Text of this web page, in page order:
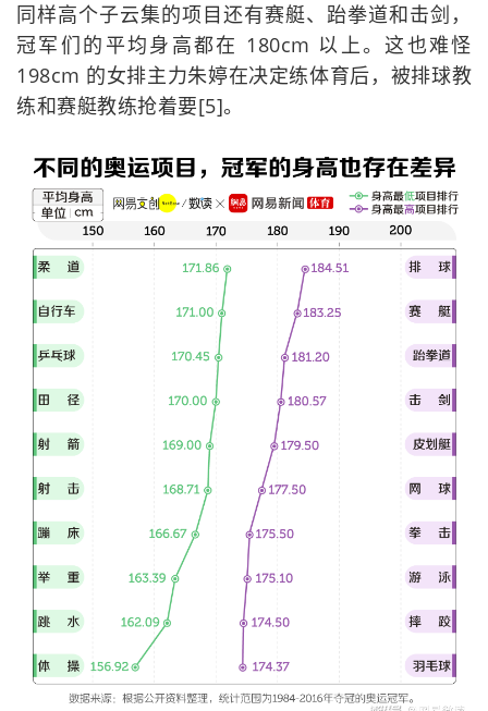
同样高个子云集的项目还有赛艇、跆拳道和击剑，
冠军们的平均身高都在 180cm 以上。这也难怪
198cm 的女排主力朱婷在决定练体育后，被排球教
练和赛艇教练抢着要[5]。